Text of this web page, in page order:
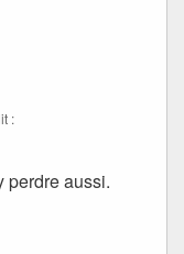
:
perdre aussi.